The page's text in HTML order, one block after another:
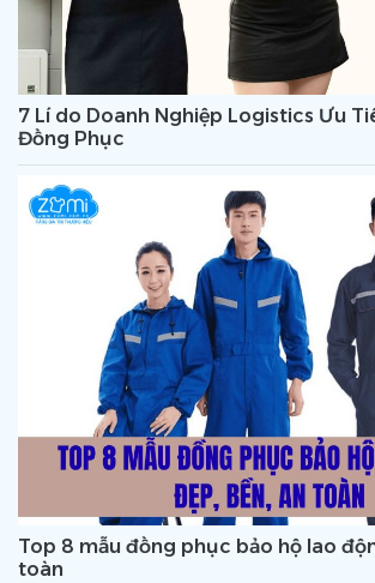
7 Lí do Doanh Nghiệp Logistics Ưu
Đồng Phục
Top 8 mẫu đồng phục bảo hộ lao
toàn